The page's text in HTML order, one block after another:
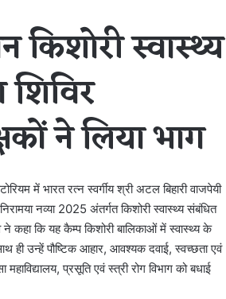
स्वास्थ्य
ने लिया भाग
में भारत रत्न स्वर्गीय श्री अटल बिहारी वाजपेयी
नव्या 2025 अंतर्गत किशोरी स्वास्थ्य संबंधित
कहा कि यह कैम्प किशोरी बालिकाओं में स्वास्थ्य के
ही उन्हें पौष्टिक आहार, आवश्यक दवाई, स्वच्छता एवं
प्रसूति एवं स्त्री रोग विभाग को बधाई